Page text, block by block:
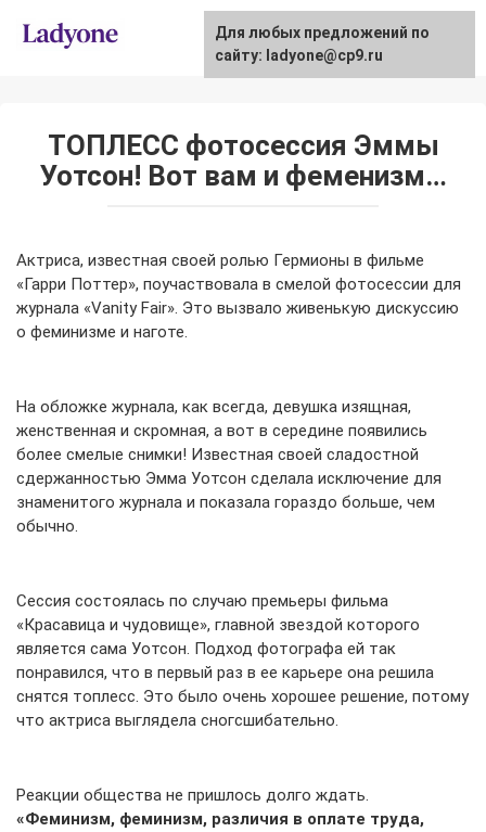
ТОПЛЕСС фотосессия Эммы
Уотсон! Вот вам и феменизм…
Актриса, известная своей ролью Гермионы в фильме
«Гарри Поттер», поучаствовала в смелой фотосессии для
журнала «Vanity Fair». Это вызвало живенькую дискуссию
о феминизме и наготе.
На обложке журнала, как всегда, девушка изящная,
женственная и скромная, а вот в середине появились
более смелые снимки! Известная своей сладостной
сдержанностью Эмма Уотсон сделала исключение для
знаменитого журнала и показала гораздо больше, чем
обычно.
Сессия состоялась по случаю премьеры фильма
«Красавица и чудовище», главной звездой которого
является сама Уотсон. Подход фотографа ей так
понравился, что в первый раз в ее карьере она решила
снятся топлесс. Это было очень хорошее решение, потому
что актриса выглядела сногсшибательно.
Реакции общества не пришлось долго ждать.
«Феминизм, феминизм, различия в оплате труда,
Для любых предложений по
сайту: ladyone@cp9.ru